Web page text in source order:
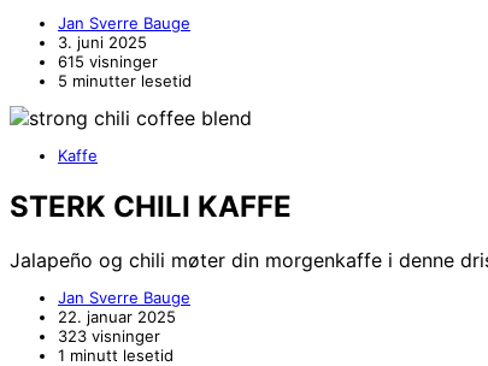
Jan Sverre Bauge
3. juni 2025
615 visninger
5 minutter lesetid
Kaffe
STERK CHILI KAFFE
Jalapeño og chili møter din morgenkaffe i denne
Jan Sverre Bauge
22. januar 2025
323 visninger
1 minutt lesetid